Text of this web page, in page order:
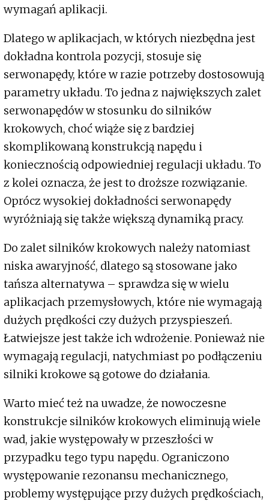
wymagań aplikacji.
Dlatego w aplikacjach, w których niezbędna jest
dokładna kontrola pozycji, stosuje się
serwonapędy, które w razie potrzeby dostosowują
parametry układu. To jedna z największych zalet
serwonapędów w stosunku do silników
krokowych, choć wiąże się z bardziej
skomplikowaną konstrukcją napędu i
koniecznością odpowiedniej regulacji układu. To
z kolei oznacza, że jest to droższe rozwiązanie.
Oprócz wysokiej dokładności serwonapędy
wyróżniają się także większą dynamiką pracy.
Do zalet silników krokowych należy natomiast
niska awaryjność, dlatego są stosowane jako
tańsza alternatywa – sprawdza się w wielu
aplikacjach przemysłowych, które nie wymagają
dużych prędkości czy dużych przyspieszeń.
Łatwiejsze jest także ich wdrożenie. Ponieważ nie
wymagają regulacji, natychmiast po podłączeniu
silniki krokowe są gotowe do działania.
Warto mieć też na uwadze, że nowoczesne
konstrukcje silników krokowych eliminują wiele
wad, jakie występowały w przeszłości w
przypadku tego typu napędu. Ograniczono
występowanie rezonansu mechanicznego,
problemy występujące przy dużych prędkościach,